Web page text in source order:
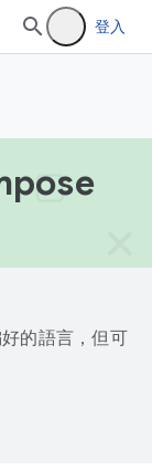
登入
的語言，但可